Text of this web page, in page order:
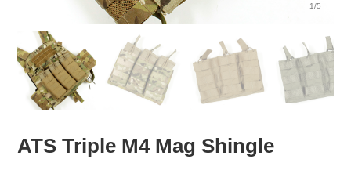
1/5
ATS Triple M4 Mag Shingle